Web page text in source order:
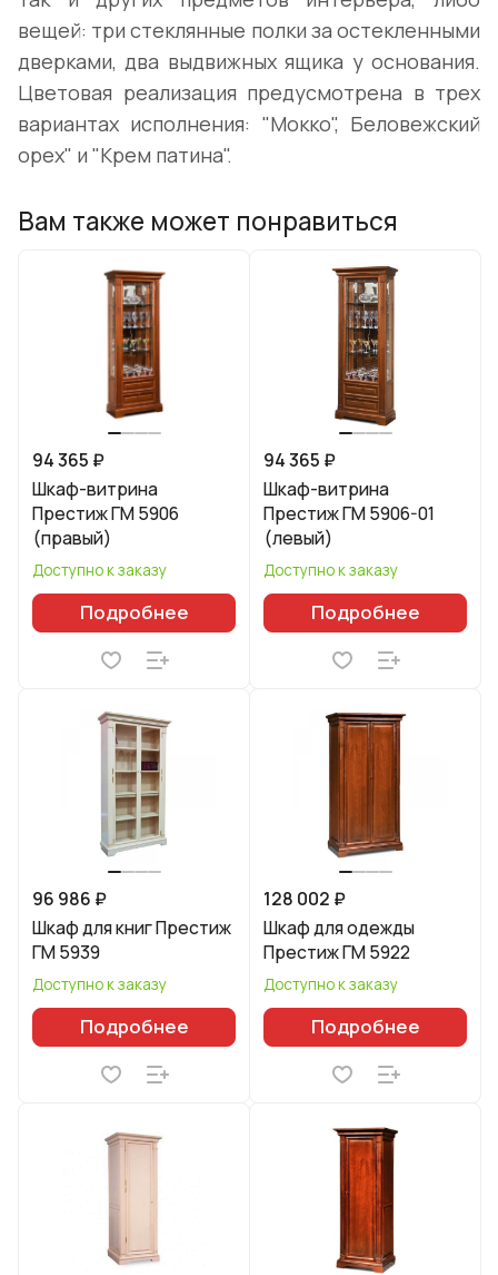
вещей: три стеклянные полки за остекленными
дверками, два выдвижных ящика у основания.
Цветовая реализация предусмотрена в трех
вариантах исполнения: "Мокко", Беловежский
орех" и "Крем патина".
Вам также может понравиться
94 365 ₽
Шкаф-витрина
Престиж ГМ 5906
(правый)
Доступно к заказу
Подробнее
94 365 ₽
Шкаф-витрина
Престиж ГМ 5906-01
(левый)
Доступно к заказу
Подробнее
96 986 ₽
Шкаф для книг Престиж
ГМ 5939
Доступно к заказу
Подробнее
128 002 ₽
Шкаф для одежды
Престиж ГМ 5922
Доступно к заказу
Подробнее